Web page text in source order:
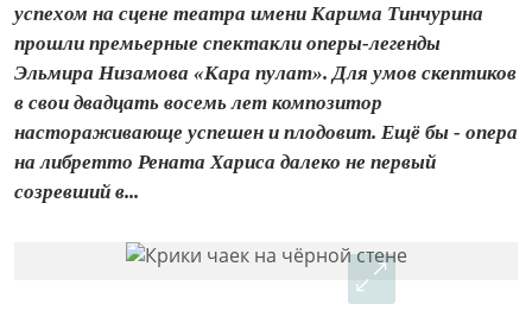
успехом на сцене театра имени Карима Тинчурина
прошли премьерные спектакли оперы‑легенды
Эльмира Низамова «Кара пулат». Для умов скептиков
в свои двадцать восемь лет композитор
настораживающе успешен и плодовит. Ещё бы - опера
на либретто Рената Хариса далеко не первый
созревший в...